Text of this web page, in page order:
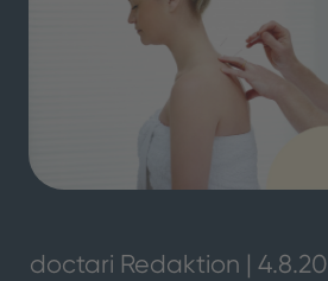
doctari Redaktion |